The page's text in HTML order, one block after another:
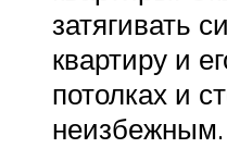
затягивать
квартиру и
потолках и
неизбежным.